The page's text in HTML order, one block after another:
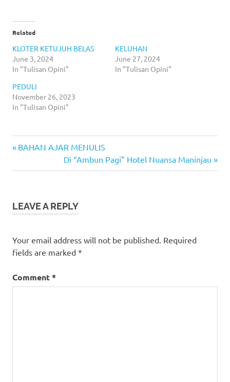
Related
KLOTER KETUJUH BELAS
June 3, 2024
In "Tulisan Opini"
KELUHAN
June 27, 2024
In "Tulisan Opini"
PEDULI
November 26, 2023
In "Tulisan Opini"
Post
navigation
Previous
BAHAN AJAR MENULIS
Next
Post:
Di “Ambun Pagi” Hotel Nuansa Maninjau
LEAVE A REPLY
Your email address will not be published. Required
fields are marked *
Comment*